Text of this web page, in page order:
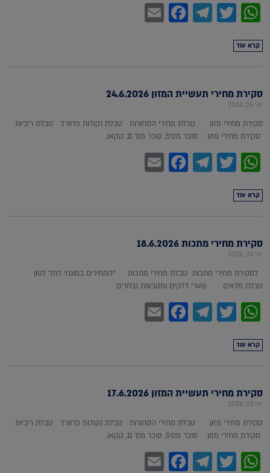
WhatsApp
Twitter
Telegram
Facebook
קרא עוד
סקירת מחירי תעשיית המזון 24.6.2026
יוני 24, 2026
סקירת מחירי מזון טבלת מחירי הסחורות טבלת נקודות פרוורד טבלת ריביות
סקירת מחירי מזון סוכר מס'5, סוכר מס' 11, קקאו,
WhatsApp
Twitter
Telegram
Facebook
קרא עוד
סקירת מחירי מתכות 18.6.2026
יוני 23, 2026
לסקירת מחירי מתכות טבלת מחירי מתכות *המחירים במונחי דולר לטון
טבלת מלאים שערי דלקים ומטבעות נבחרים
WhatsApp
Twitter
Telegram
Facebook
קרא עוד
סקירת מחירי תעשיית המזון 17.6.2026
יוני 23, 2026
סקירת מחירי מזון טבלת מחירי הסחורות טבלת נקודות פרוורד טבלת ריביות
סקירת מחירי מזון סוכר מס'5, סוכר מס' 11, קקאו,
WhatsApp
Twitter
Telegram
Facebook